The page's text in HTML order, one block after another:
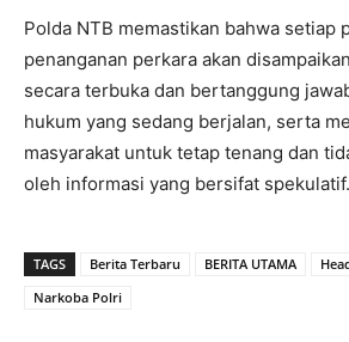
Polda NTB memastikan bahwa setiap
penanganan perkara akan
secara terbuka dan bertanggung
hukum yang sedang berjalan, serta
masyarakat untuk tetap tenang dan
oleh informasi yang bersifat spekulatif.
TAGS Berita Terbaru BERITA UTAMA
Narkoba Polri